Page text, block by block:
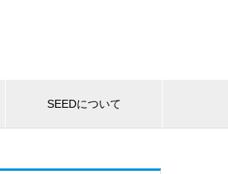
SEEDについて